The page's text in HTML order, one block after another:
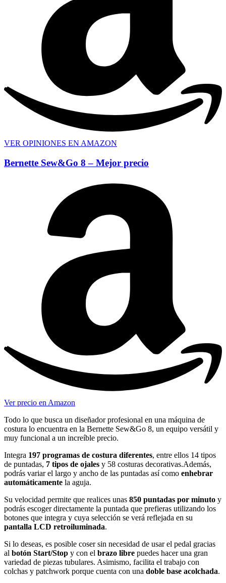
VER OPINIONES EN AMAZON
Bernette Sew&Go 8 – Mejor precio
Ver precio en Amazon
Todo lo que busca un diseñador profesional en una máquina de
costura lo encuentra en la Bernette Sew&Go 8, un equipo versátil y
muy funcional a un increíble precio.
Integra 197 programas de costura diferentes, entre ellos 14 tipos
de puntadas, 7 tipos de ojales y 58 costuras decorativas.Además,
podrás variar el largo y ancho de las puntadas así como enhebrar
automáticamente la aguja.
Su velocidad permite que realices unas 850 puntadas por minuto y
podrás escoger directamente la puntada que prefieras utilizando los
botones que integra y cuya selección se verá reflejada en su
pantalla LCD retroiluminada.
Si lo deseas, es posible coser sin necesidad de usar el pedal gracias
al botón Start/Stop y con el brazo libre puedes hacer una gran
variedad de piezas tubulares. Asimismo, facilita el trabajo con
colchas y patchwork porque cuenta con una doble base acolchada.